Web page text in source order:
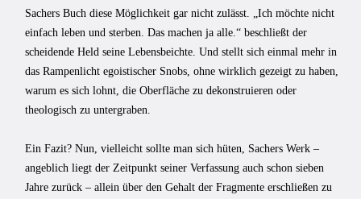
Sachers Buch diese Möglichkeit gar nicht zulässt. „Ich möchte nicht
einfach leben und sterben. Das machen ja alle.“ beschließt der
scheidende Held seine Lebensbeichte. Und stellt sich einmal mehr in
das Rampenlicht egoistischer Snobs, ohne wirklich gezeigt zu haben,
warum es sich lohnt, die Oberfläche zu dekonstruieren oder
theologisch zu untergraben.
Ein Fazit? Nun, vielleicht sollte man sich hüten, Sachers Werk –
angeblich liegt der Zeitpunkt seiner Verfassung auch schon sieben
Jahre zurück – allein über den Gehalt der Fragmente erschließen zu